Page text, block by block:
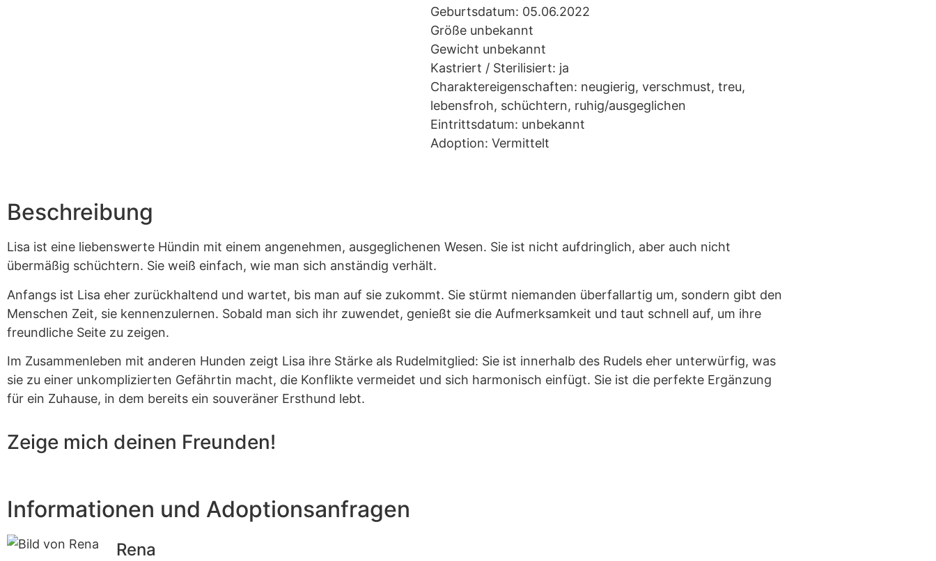
Geburtsdatum: 05.06.2022
Größe unbekannt
Gewicht unbekannt
Kastriert / Sterilisiert: ja
Charaktereigenschaften: neugierig, verschmust, treu,
lebensfroh, schüchtern, ruhig/ausgeglichen
Eintrittsdatum: unbekannt
Adoption: Vermittelt
Beschreibung
Lisa ist eine liebenswerte Hündin mit einem angenehmen, ausgeglichenen Wesen. Sie ist nicht aufdringlich, aber auch nicht
übermäßig schüchtern. Sie weiß einfach, wie man sich anständig verhält.
Anfangs ist Lisa eher zurückhaltend und wartet, bis man auf sie zukommt. Sie stürmt niemanden überfallartig um, sondern gibt den
Menschen Zeit, sie kennenzulernen. Sobald man sich ihr zuwendet, genießt sie die Aufmerksamkeit und taut schnell auf, um ihre
freundliche Seite zu zeigen.
Im Zusammenleben mit anderen Hunden zeigt Lisa ihre Stärke als Rudelmitglied: Sie ist innerhalb des Rudels eher unterwürfig, was
sie zu einer unkomplizierten Gefährtin macht, die Konflikte vermeidet und sich harmonisch einfügt. Sie ist die perfekte Ergänzung
für ein Zuhause, in dem bereits ein souveräner Ersthund lebt.
Zeige mich deinen Freunden!
Informationen und Adoptionsanfragen
Rena